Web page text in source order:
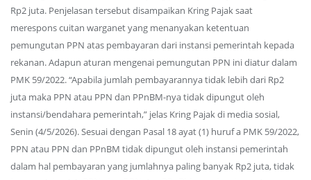
Rp2 juta. Penjelasan tersebut disampaikan Kring Pajak saat
merespons cuitan warganet yang menanyakan ketentuan
pemungutan PPN atas pembayaran dari instansi pemerintah kepada
rekanan. Adapun aturan mengenai pemungutan PPN ini diatur dalam
PMK 59/2022. “Apabila jumlah pembayarannya tidak lebih dari Rp2
juta maka PPN atau PPN dan PPnBM-nya tidak dipungut oleh
instansi/bendahara pemerintah,” jelas Kring Pajak di media sosial,
Senin (4/5/2026). Sesuai dengan Pasal 18 ayat (1) huruf a PMK 59/2022,
PPN atau PPN dan PPnBM tidak dipungut oleh instansi pemerintah
dalam hal pembayaran yang jumlahnya paling banyak Rp2 juta, tidak